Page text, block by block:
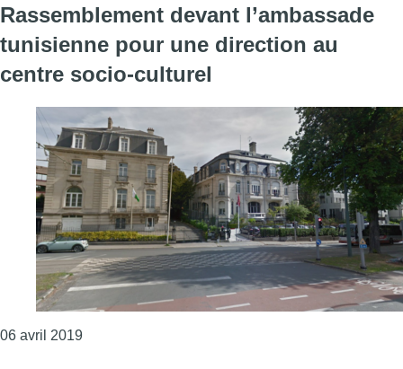
Rassemblement devant l’ambassade
tunisienne pour une direction au
centre socio-culturel
06 avril 2019Consulter l'article "Rassemblement devant